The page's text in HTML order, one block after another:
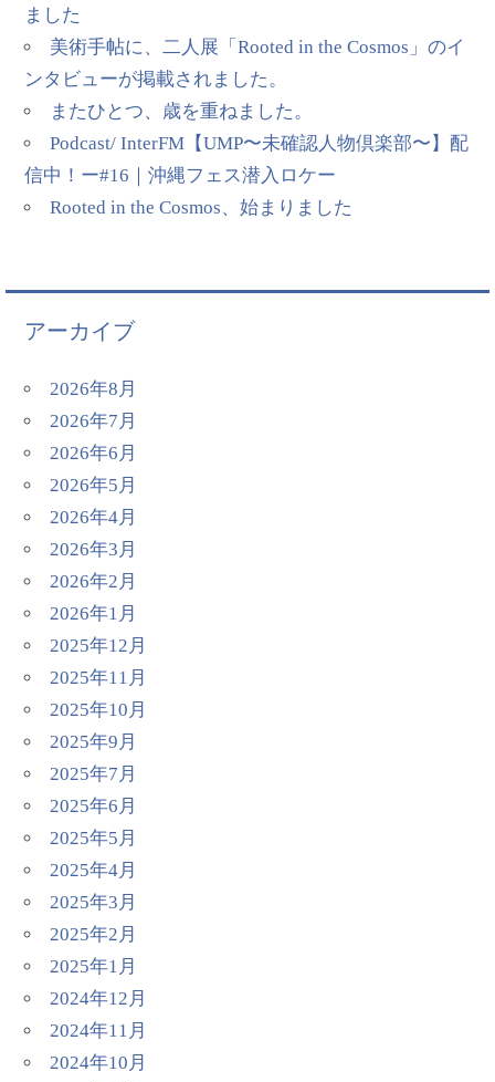
ました
美術手帖に、二人展「Rooted in the Cosmos」のイ
ンタビューが掲載されました。
またひとつ、歳を重ねました。
Podcast/ InterFM【UMP〜未確認人物倶楽部〜】配
信中！ー#16｜沖縄フェス潜入ロケー
Rooted in the Cosmos、始まりました
アーカイブ
2026年8月
2026年7月
2026年6月
2026年5月
2026年4月
2026年3月
2026年2月
2026年1月
2025年12月
2025年11月
2025年10月
2025年9月
2025年7月
2025年6月
2025年5月
2025年4月
2025年3月
2025年2月
2025年1月
2024年12月
2024年11月
2024年10月